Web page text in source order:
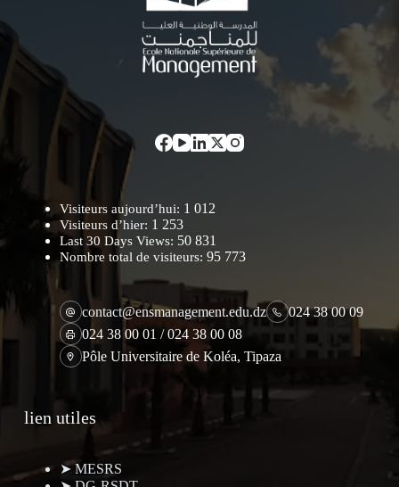
Visiteurs aujourd’hui: 1 012
Visiteurs d’hier: 1 253
Last 30 Days Views: 50 831
Nombre total de visiteurs: 95 773
contact@ensmanagement.edu.dz
024 38 00 09
024 38 00 01 / 024 38 00 08
Pôle Universitaire de Koléa, Tipaza
lien utiles
➤ MESRS